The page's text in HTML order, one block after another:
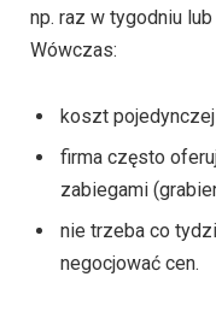
np. raz w tygodniu
Wówczas:
koszt
firma często
zabiegami
nie trzeba co
negocjować cen.